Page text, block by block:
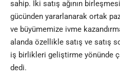
sahip. İki satış ağının
gücünden yararlanarak ortak
ve büyümemize ivme
alanda özellikle satış ve satış
iş birlikleri geliştirme yönünde
dedi.